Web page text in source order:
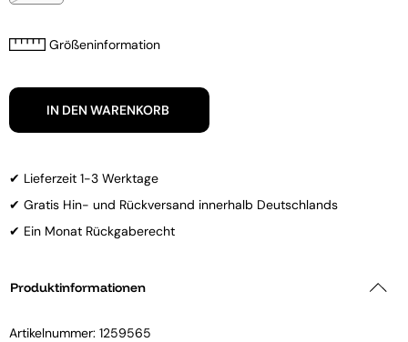
Größeninformation
IN DEN WARENKORB
✔ Lieferzeit 1-3 Werktage
✔ Gratis Hin- und Rückversand innerhalb Deutschlands
✔ Ein Monat Rückgaberecht
Produktinformationen
Artikelnummer: 1259565